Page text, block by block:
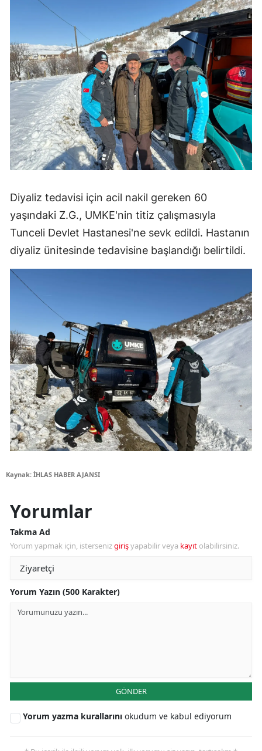
Diyaliz tedavisi için acil nakil gereken 60
yaşındaki Z.G., UMKE'nin titiz çalışmasıyla
Tunceli Devlet Hastanesi'ne sevk edildi. Hastanın
diyaliz ünitesinde tedavisine başlandığı belirtildi.
Kaynak: İHLAS HABER AJANSI
Yorumlar
Takma Ad
Yorum yapmak için, istersenizgirişyapabilir veya kayıt olabilirsiniz.
Yorum Yazın (500 Karakter)
GÖNDER
Yorum yazma kurallarını okudum ve kabul ediyorum